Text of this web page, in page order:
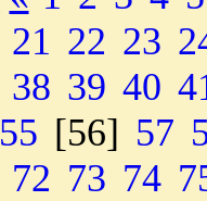
21 22 23
38 39 40
55 [56] 57
72 73 74